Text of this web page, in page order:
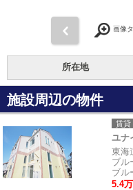
画像
所在地
施設周辺の物件
賃貸
ユナ
東海
ブル
ブル
5.4